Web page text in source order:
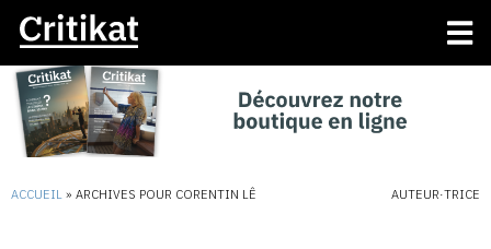
ACCUEIL » ARCHIVES POUR CORENTIN LÊ AUTEUR·TRICE